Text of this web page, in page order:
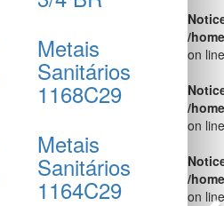
Metais
Sanitários
1168C29
Metais
Sanitários
1164C29
/
on line
/
on line
/
on line